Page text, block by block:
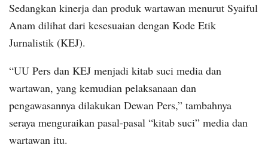
Sedangkan kinerja dan produk wartawan menurut Syaiful
Anam dilihat dari kesesuaian dengan Kode Etik
Jurnalistik (KEJ).
“UU Pers dan KEJ menjadi kitab suci media dan
wartawan, yang kemudian pelaksanaan dan
pengawasannya dilakukan Dewan Pers,” tambahnya
seraya menguraikan pasal-pasal “kitab suci” media dan
wartawan itu.